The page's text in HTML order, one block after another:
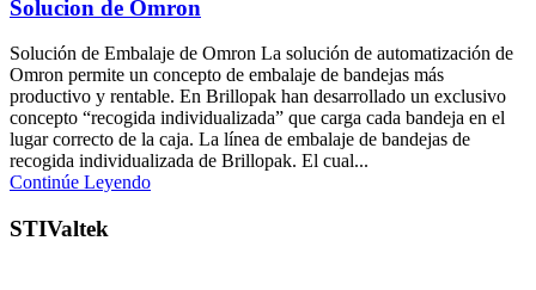
Solucion de Omron
Solución de Embalaje de Omron La solución de automatización de
Omron permite un concepto de embalaje de bandejas más
productivo y rentable. En Brillopak han desarrollado un exclusivo
concepto “recogida individualizada” que carga cada bandeja en el
lugar correcto de la caja. La línea de embalaje de bandejas de
recogida individualizada de Brillopak. El cual...
Continúe Leyendo
STIValtek